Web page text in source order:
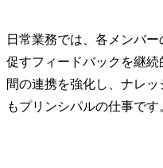
日常業務では、各メンバ
促すフィードバックを継
間の連携を強化し、ナレ
もプリンシパルの仕事です